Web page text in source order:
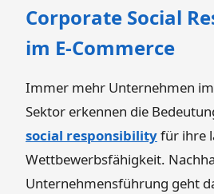
Corporate Social
im E-Commerce
Immer mehr Unternehmen
Sektor erkennen die
social responsibilityfür ihre
Wettbewerbsfähigkeit.
Unternehmensführung geht